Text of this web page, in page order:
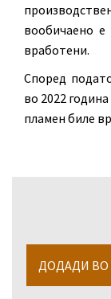
вообичаено
вработени.
Според
во 2022
пламен биле